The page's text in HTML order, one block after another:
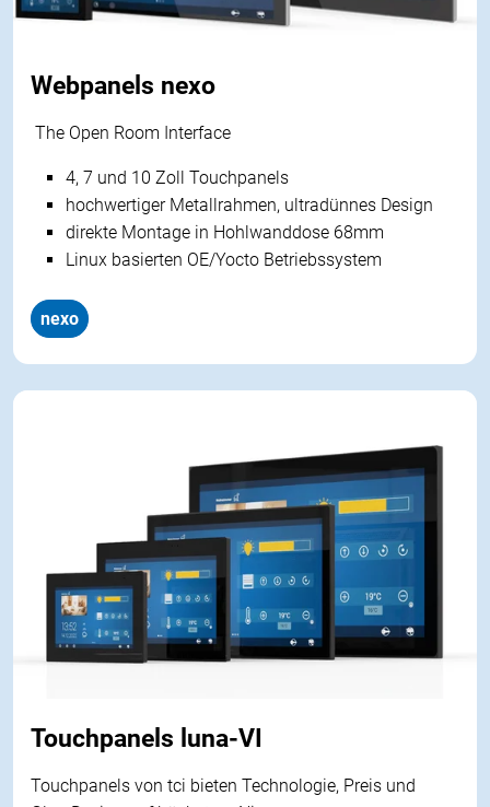
Webpanels nexo
The Open Room Interface
4, 7 und 10 Zoll Touchpanels
hochwertiger Metallrahmen, ultradünnes Design
direkte Montage in Hohlwanddose 68mm
Linux basierten OE/Yocto Betriebssystem
nexo
Touchpanels luna-VI
Touchpanels von tci bieten Technologie, Preis und